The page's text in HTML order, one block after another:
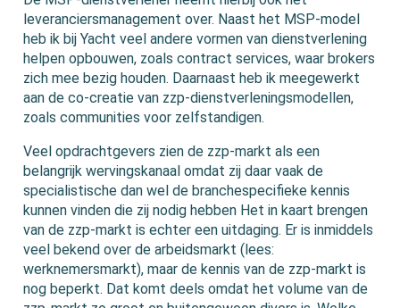
leveranciersmanagement over. Naast het MSP-model
heb ik bij Yacht veel andere vormen van dienstverlening
helpen opbouwen, zoals contract services, waar brokers
zich mee bezig houden. Daarnaast heb ik meegewerkt
aan de co-creatie van zzp-dienstverleningsmodellen,
zoals communities voor zelfstandigen.
Veel opdrachtgevers zien de zzp-markt als een
belangrijk wervingskanaal omdat zij daar vaak de
specialistische dan wel de branchespecifieke kennis
kunnen vinden die zij nodig hebben Het in kaart brengen
van de zzp-markt is echter een uitdaging. Er is inmiddels
veel bekend over de arbeidsmarkt (lees:
werknemersmarkt), maar de kennis van de zzp-markt is
nog beperkt. Dat komt deels omdat het volume van de